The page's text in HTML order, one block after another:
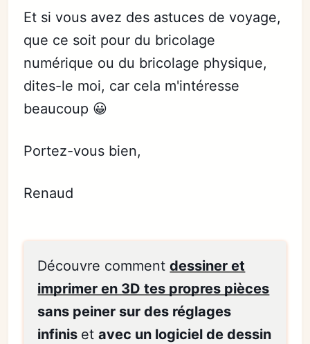
Et si vous avez des astuces de voyage,
que ce soit pour du bricolage
numérique ou du bricolage physique,
dites-le moi, car cela m'intéresse
beaucoup 😀
Portez-vous bien,
Renaud
Découvre commentdessiner et
imprimer en 3D tes propres pièces
sans peiner sur des réglages
infinis etavec un logiciel de dessin